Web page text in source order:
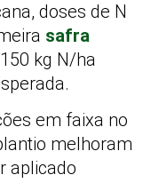
doses de N
safra
kg N/ha
em faixa no
melhoram
aplicado